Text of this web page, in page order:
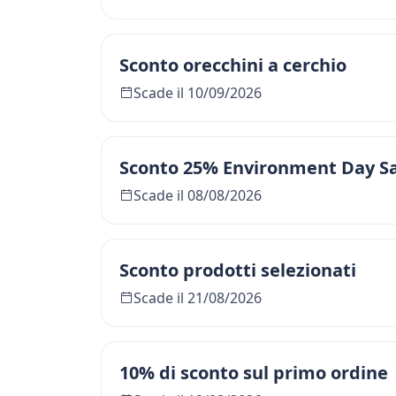
Sconto orecchini a cerchio
Scade il 10/09/2026
Sconto 25% Environment Day
Scade il 08/08/2026
Sconto prodotti selezionati
Scade il 21/08/2026
10% di sconto sul primo ordine